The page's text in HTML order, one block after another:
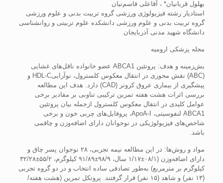
بهلول قربانيان* ، آقاعلی قاسم‌نيان
استاديار رشته فيزيولوژی ورزشی گروه تربيت بدنی و علوم ورزشی
گروه تربيت بدنی و علوم ورزشی دانشکده علوم تربيتی و روانشناسی
دانشگاه شهيد مدنی آذربايجان
مجله پزشکی ارومیه
يش‌زمينه و هدف: پروتئين ABCA1 عضو خانواده ناقل‌های غشايی
(ABC) نقش محوری در انتقال معکوس کلسترول، نوآرايیHDL-C و
پيشگيری از بيماری عروق کرونر (CAD) دارد. هدف اين مطالعه
بررسی اثرات هشت هفته تمرين ترکيبی تناوبی بر مقادير برخی
عوامل کليدی در انتقال معکوس کلسترول ازجمله بيان پروتئين
ABCA1 لنفوسيتی، ApoA-I، پروفايل‌های چربی خون و برخی
شاخص‌های فيزيولوژيکی در نوجوانان دارای اضافه‌وزن و چاقمی
باشد.
مواد و روش‌ها: در اين مطالعه نيمه تجربی، ۲۸ نوجوان پسر چاق و
دارای اضافه‌وزن (۰۸/۱±۱/۱۷ سال، ۹۸/۹±۹۱/۸۹ کيلوگرم، ۵۵/۲±۳۲/۲۸
کيلوگرم بر مترمربع) به‌طور تصادفی ساده انتخاب و در دو گروه تجربی
(۱۳ نفر) و شاهد (۱۵ نفر) قرار گرفتند. پروتکل تمرين (هشت هفته/